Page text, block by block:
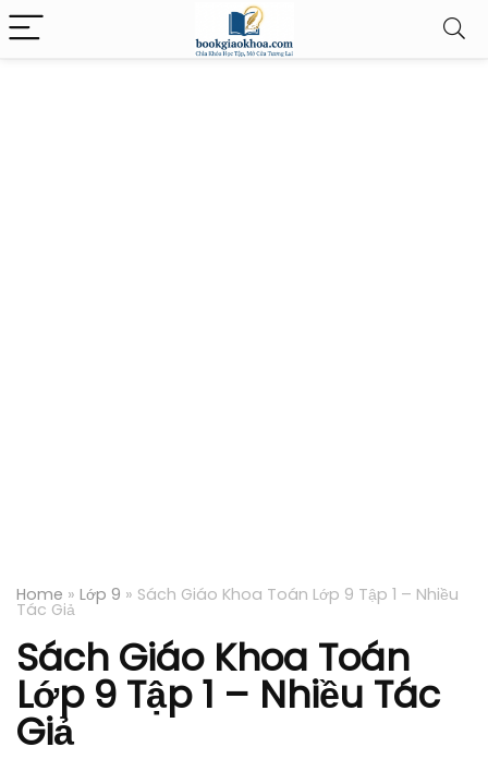
Home » Lớp 9 » Sách Giáo Khoa Toán Lớp 9 Tập 1 – Nhiều
Tác Giả
Sách Giáo Khoa Toán
Lớp 9 Tập 1 – Nhiều Tác
Giả